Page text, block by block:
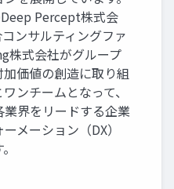
Percept株式会
ンサルティングファ
株式会社がグループ
価値の創造に取り組
ンチームとなって、
界をリードする企業
メーション（DX）